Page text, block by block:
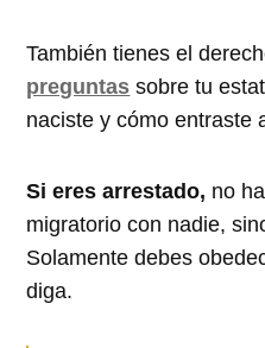
También tienes el
preguntas sobre tu
naciste y cómo entraste
Si eres arrestado, no
migratorio con nadie,
Solamente debes
diga.